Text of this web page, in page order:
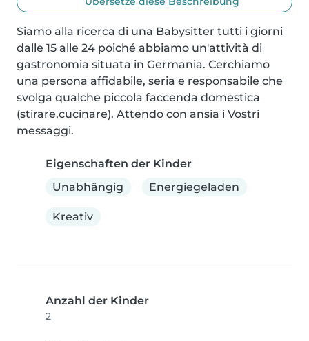
Siamo alla ricerca di una Babysitter tutti i giorni
dalle 15 alle 24 poiché abbiamo un'attività di
gastronomia situata in Germania. Cerchiamo
una persona affidabile, seria e responsabile che
svolga qualche piccola faccenda domestica
(stirare,cucinare). Attendo con ansia i Vostri
messaggi.
Eigenschaften der Kinder
Unabhängig
Energiegeladen
Kreativ
Anzahl der Kinder
2